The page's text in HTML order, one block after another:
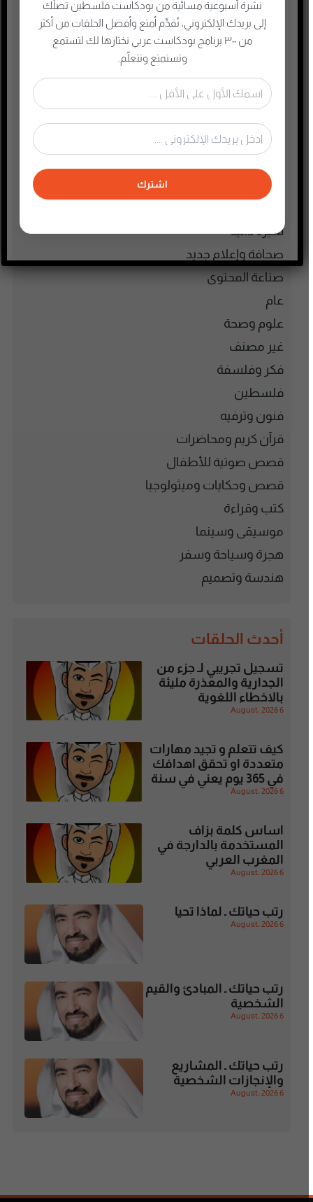
تاريخ فلسطين
تعليم وثقافة
جريمة وغموض واحتيال
حلقات مميزة
رياضة
سيرة ذاتية
صحافة وإعلام جديد
صناعة المحتوى
عام
علوم وصحة
غير مصنف
فكر وفلسفة
فلسطين
فنون وترفيه
قرآن كريم ومحاضرات
قصص صوتية للأطفال
قصص وحكايات وميثولوجيا
كتب وقراءة
موسيقى وسينما
هجرة وسياحة وسفر
هندسة وتصميم
أحدث الحلقات
تسجيل تجريبي لـ جزء من
الجدارية والمعذرة مليئة
بالاخطاء اللغوية
6 August، 2026
كيف تتعلم و تجيد مهارات
متعددة او تحقق اهدافك
في 365 يوم يعني في سنة
6 August، 2026
اساس كلمة بزاف
المستخدمة بالدارجة في
المغرب العربي
6 August، 2026
رتب حياتك ـ لماذا تحيا
6 August، 2026
رتب حياتك ـ المبادئ والقيم
الشخصية
6 August، 2026
رتب حياتك ـ المشاريع
والإنجازات الشخصية
6 August، 2026
نشرة أسبوعية مسائية من بودكاست فلسطين تصلُك
إلى بريدك الإلكتروني، تُقدِّم أمتع وأفضل الحلقات من أكثر
من ٣٠٠ برنامج بودكاست عربي نختارها لك لتستمع
وتستمتع وتتعلّم.
اشترك